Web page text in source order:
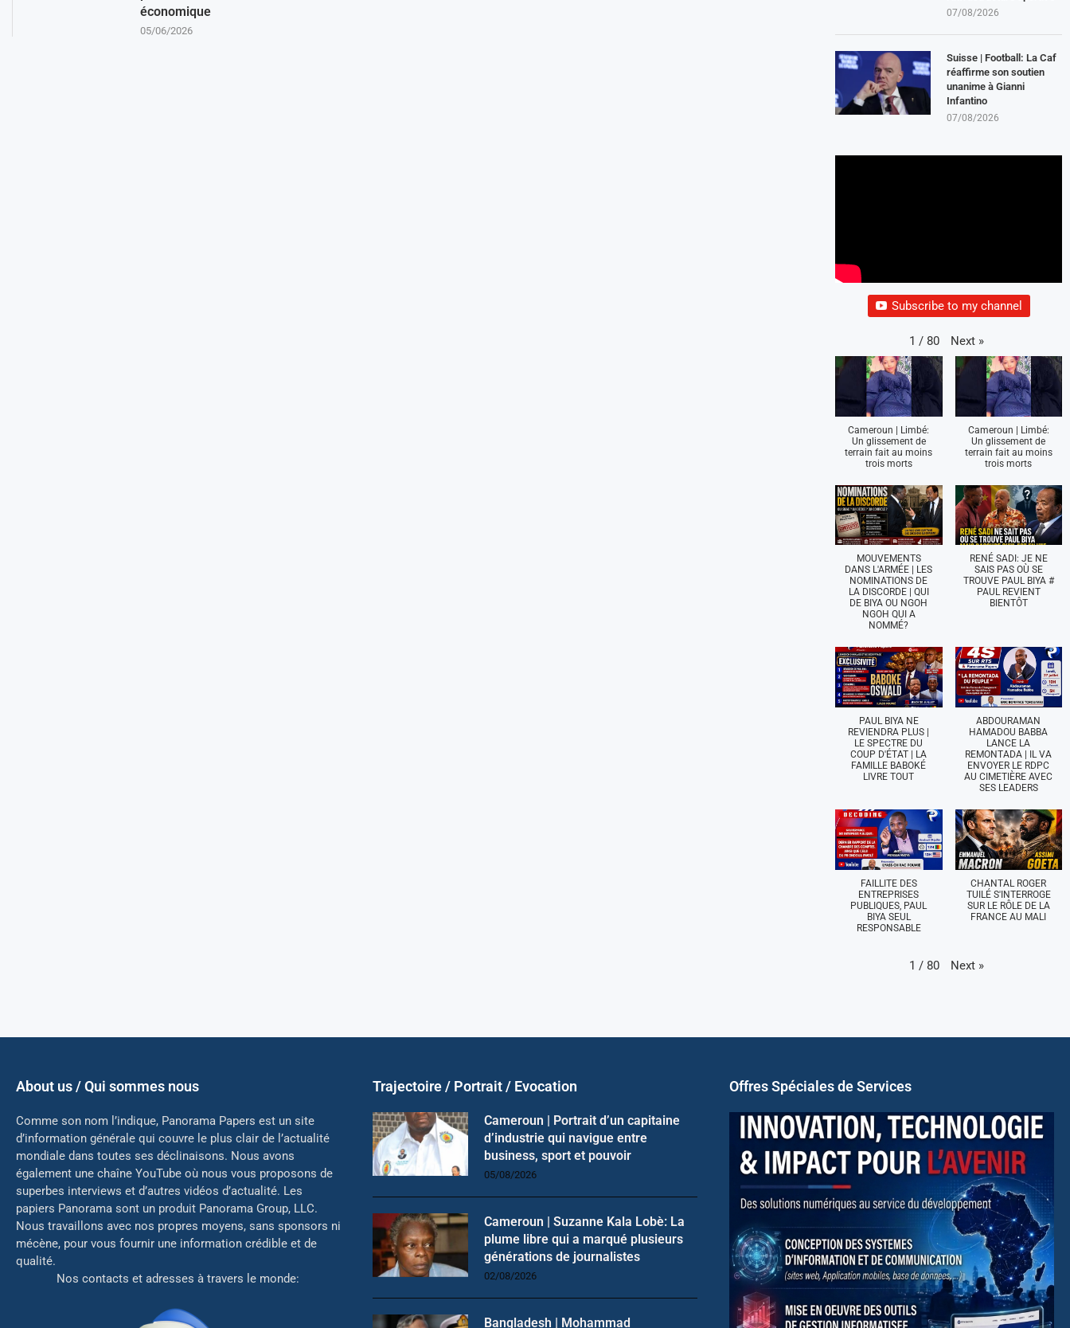
07/08/2026
Suisse | Football: La Caf
réaffirme son soutien
unanime à Gianni
Infantino
07/08/2026
Subscribe to my channel
1 / 80 Next »
Cameroun | Limbé:
Un glissement de
terrain fait au moins
trois morts
Cameroun | Limbé:
Un glissement de
terrain fait au moins
trois morts
MOUVEMENTS
DANS L'ARMÉE | LES
NOMINATIONS DE
LA DISCORDE | QUI
DE BIYA OU NGOH
NGOH QUI A
NOMMÉ?
RENÉ SADI: JE NE
SAIS PAS OÙ SE
TROUVE PAUL BIYA #
PAUL REVIENT
BIENTÔT
PAUL BIYA NE
REVIENDRA PLUS |
LE SPECTRE DU
COUP D'ÉTAT | LA
FAMILLE BABOKÉ
LIVRE TOUT
ABDOURAMAN
HAMADOU BABBA
LANCE LA
REMONTADA | IL VA
ENVOYER LE RDPC
AU CIMETIÈRE AVEC
SES LEADERS
FAILLITE DES
ENTREPRISES
PUBLIQUES, PAUL
BIYA SEUL
RESPONSABLE
CHANTAL ROGER
TUILÉ S'INTERROGE
SUR LE RÔLE DE LA
FRANCE AU MALI
1 / 80 Next »
économique
05/06/2026
About us / Qui sommes nous
Comme son nom l’indique, Panorama Papers est un site
d’information générale qui couvre le plus clair de l’actualité
mondiale dans toutes ses déclinaisons. Nous avons
également une chaîne YouTube où nous vous proposons de
superbes interviews et d’autres vidéos d’actualité. Les
papiers Panorama sont un produit Panorama Group, LLC.
Nous travaillons avec nos propres moyens, sans sponsors ni
mécène, pour vous fournir une information crédible et de
qualité.
Nos contacts et adresses à travers le monde:
Trajectoire / Portrait / Evocation
Cameroun | Portrait d’un capitaine
d’industrie qui navigue entre
business, sport et pouvoir
05/08/2026
Cameroun | Suzanne Kala Lobè: La
plume libre qui a marqué plusieurs
générations de journalistes
02/08/2026
Bangladesh | Mohammad
Offres Spéciales de Services